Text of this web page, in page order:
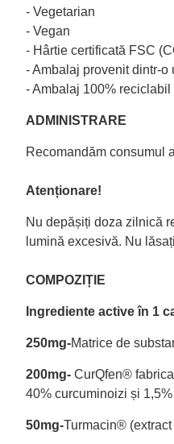
- Vegetarian
- Vegan
- Hârtie certificată FSC
- Ambalaj provenit dintr-o
- Ambalaj 100% reciclabil
ADMINISTRARE
Recomandăm consumul
Atenționare!
Nu depășiți doza zilnică
lumină excesivă. Nu
COMPOZIȚIE
Ingrediente active în 1
250mg-Matrice de
200mg- CurQfen®
40% curcuminoizi și
50mg-Turmacin®